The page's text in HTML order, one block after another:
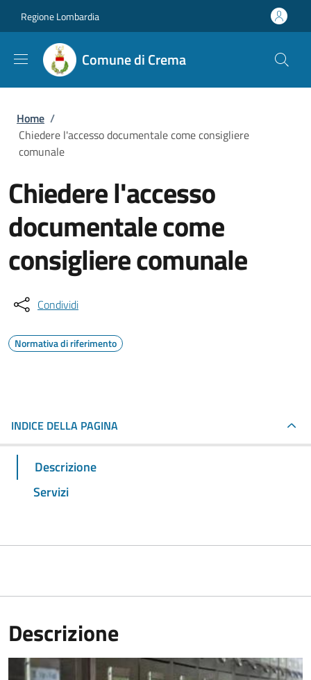
Regione Lombardia
Comune di Crema
Briciole di pane
Home /
Chiedere l'accesso documentale come consigliere
comunale
Chiedere l'accesso
documentale come
consigliere comunale
Condividi
Normativa di riferimento
INDICE DELLA PAGINA
Descrizione
Servizi
Descrizione